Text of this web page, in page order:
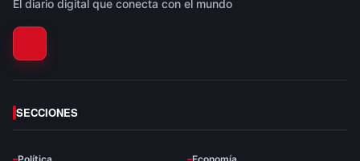
El diario digital que conecta con el mundo
SECCIONES